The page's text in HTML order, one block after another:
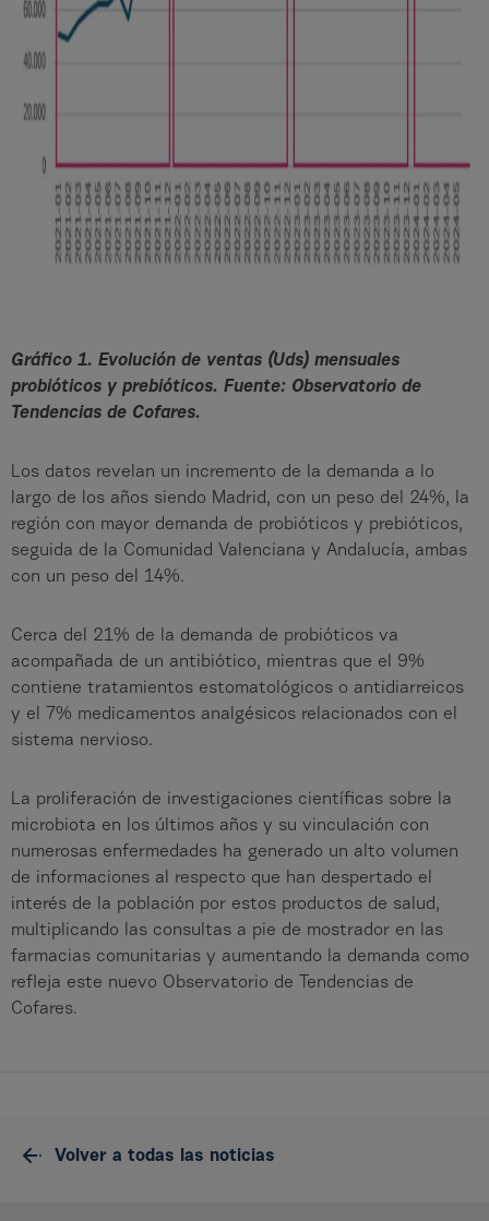
Gráfico 1. Evolución de ventas (Uds) mensuales
probióticos y prebióticos. Fuente: Observatorio de
Tendencias de Cofares.
Los datos revelan un incremento de la demanda a lo
largo de los años siendo Madrid, con un peso del 24%, la
región con mayor demanda de probióticos y prebióticos,
seguida de la Comunidad Valenciana y Andalucía, ambas
con un peso del 14%.
Cerca del 21% de la demanda de probióticos va
acompañada de un antibiótico, mientras que el 9%
contiene tratamientos estomatológicos o antidiarreicos
y el 7% medicamentos analgésicos relacionados con el
sistema nervioso.
La proliferación de investigaciones científicas sobre la
microbiota en los últimos años y su vinculación con
numerosas enfermedades ha generado un alto volumen
de informaciones al respecto que han despertado el
interés de la población por estos productos de salud,
multiplicando las consultas a pie de mostrador en las
farmacias comunitarias y aumentando la demanda como
refleja este nuevo Observatorio de Tendencias de
Cofares.
Volver a todas las noticias